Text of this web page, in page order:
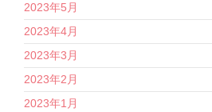
2023年5月
2023年4月
2023年3月
2023年2月
2023年1月